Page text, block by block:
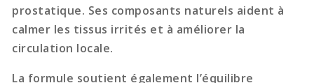
prostatique. Ses composants naturels aident à
calmer les tissus irrités et à améliorer la
circulation locale.
La formule soutient également l’équilibre